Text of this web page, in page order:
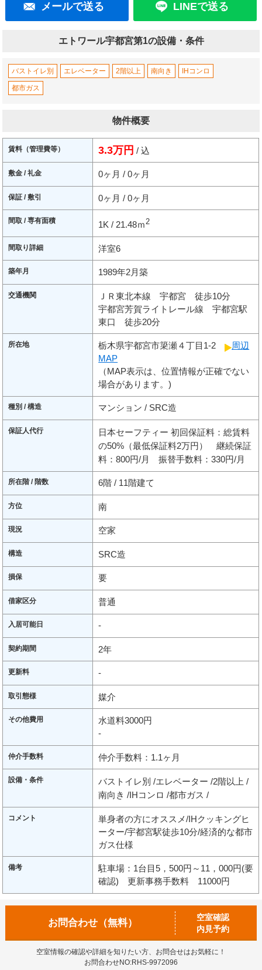
メールで送る LINEで送る
エトワール宇都宮第1の設備・条件
バストイレ別 エレベーター 2階以上 南向き IHコンロ
都市ガス
物件概要
賃料（管理費等） 3.3万円 / 込
敷金 / 礼金 0ヶ月 / 0ヶ月
保証 / 敷引 0ヶ月 / 0ヶ月
間取 / 専有面積 1K / 21.48ｍ2
間取り詳細 洋室6
築年月 1989年2月築
交通機関
ＪＲ東北本線 宇都宮 徒歩10分
宇都宮芳賀ライトレール線 宇都宮駅
東口 徒歩20分
所在地 栃木県宇都宮市簗瀬４丁目1-2
周辺
MAP
（MAP表示は、位置情報が正確でない
場合があります。)
種別 / 構造 マンション / SRC造
保証人代行
日本セーフティー 初回保証料：総賃料
の50%（最低保証料2万円） 継続保証
料：800円/月 振替手数料：330円/月
所在階 / 階数 6階 / 11階建て
方位 南
現況 空家
構造 SRC造
損保 要
借家区分 普通
入居可能日 -
契約期間 2年
更新料 -
取引態様 媒介
その他費用
水道料3000円
-
仲介手数料 仲介手数料：1.1ヶ月
設備・条件 バストイレ別 エレベーター 2階以上
南向き
IHコンロ 都市ガス
コメント
単身者の方にオススメ/IHクッキングヒ
ーター/宇都宮駅徒歩10分/経済的な都市
ガス仕様
備考
駐車場：1台目5，500円～11，000円(要
確認) 更新事務手数料 11000円
お問合わせ（無料）
空室確認
内見予約
空室情報の確認や詳細を知りたい方、お問合せはお気軽に！
お問合わせNO:RHS-9972096